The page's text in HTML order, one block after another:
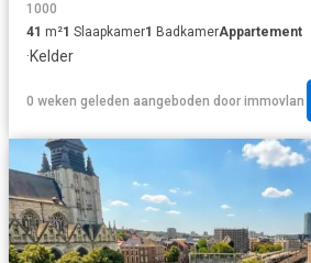
1000
41 m²1 Slaapkamer1 BadkamerAppartement
·Kelder
0 weken geleden aangeboden door immovlan